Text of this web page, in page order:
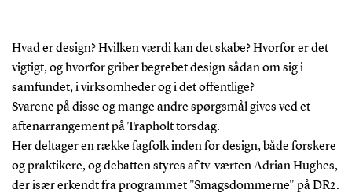
Hvad er design? Hvilken værdi kan det skabe? Hvorfor er det
vigtigt, og hvorfor griber begrebet design sådan om sig i
samfundet, i virksomheder og i det offentlige?
Svarene på disse og mange andre spørgsmål gives ved et
aftenarrangement på Trapholt torsdag.
Her deltager en række fagfolk inden for design, både forskere
og praktikere, og debatten styres af tv-værten Adrian Hughes,
der især erkendt fra programmet "Smagsdommerne" på DR2.